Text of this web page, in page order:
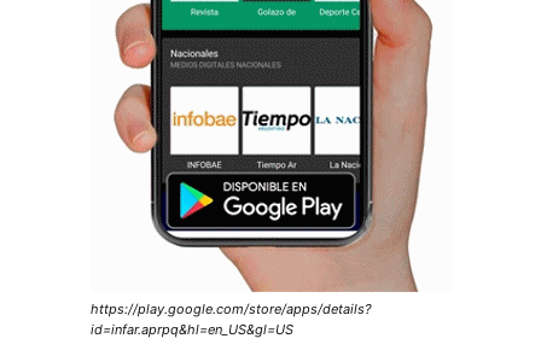
https://play.google.com/store/apps/details?
id=infar.aprpq&hl=en_US&gl=US